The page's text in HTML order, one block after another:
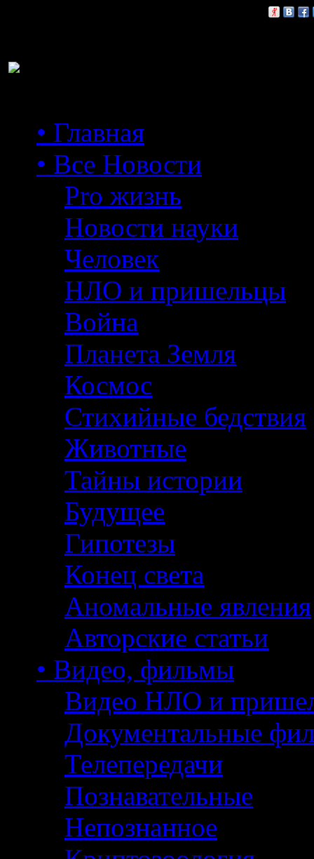
• Главная
• Все Новости
Pro жизнь
Новости науки
Человек
НЛО и пришельцы
Война
Планета Земля
Космос
Стихийные бедствия
Животные
Тайны истории
Будущее
Гипотезы
Конец света
Аномальные явления
Авторские статьи
• Видео, фильмы
Видео НЛО и
Документальные
Телепередачи
Познавательные
Непознанное